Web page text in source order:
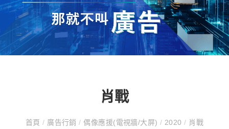
肖戰
首頁/ 廣告行銷/ 偶像應援(電視牆/大屏)/ 2020/ 肖戰